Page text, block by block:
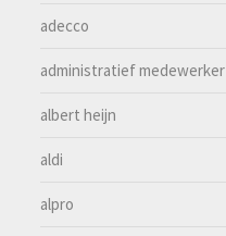
adecco
administratief medewerker
albert heijn
aldi
alpro